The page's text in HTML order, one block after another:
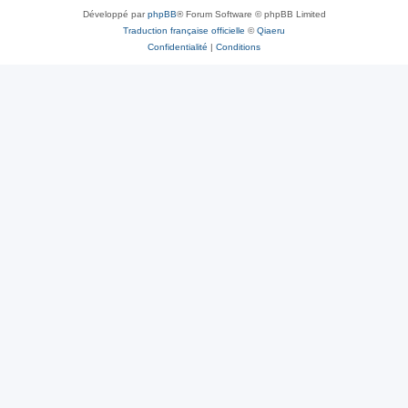
Développé parphpBB® Forum Software © phpBB Limited
Traduction française officielle ©Qiaeru
Confidentialité | Conditions